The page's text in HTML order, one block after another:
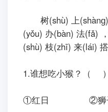
树(shù) 上(shànɡ)
(yǒu) 办(bàn) 法(fǎ)
(shù) 枝(zhī) 来(lái)
1.谁想吃小猴？（ ）
①红日 ②狮